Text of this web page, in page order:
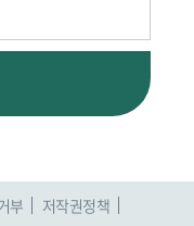
부
저작권정책